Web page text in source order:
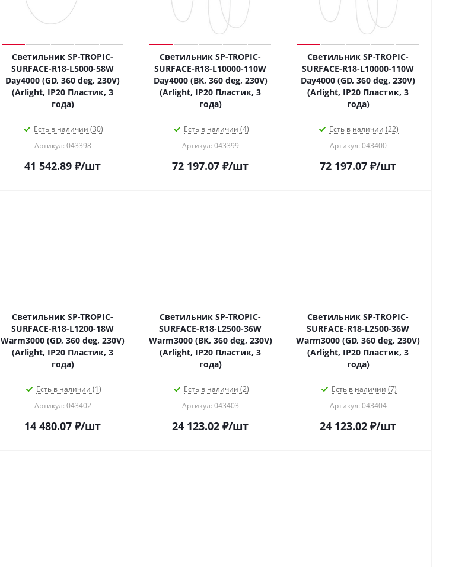
Светильник SP-TROPIC-
SURFACE-R18-L5000-58W
Day4000 (GD, 360 deg, 230V)
(Arlight, IP20 Пластик, 3
года)
Есть в наличии (30)
Артикул: 043398
41 542.89 ₽/шт
Светильник SP-TROPIC-
SURFACE-R18-L10000-110W
Day4000 (BK, 360 deg, 230V)
(Arlight, IP20 Пластик, 3
года)
Есть в наличии (4)
Артикул: 043399
72 197.07 ₽/шт
Светильник SP-TROPIC-
SURFACE-R18-L10000-110W
Day4000 (GD, 360 deg, 230V)
(Arlight, IP20 Пластик, 3
года)
Есть в наличии (22)
Артикул: 043400
72 197.07 ₽/шт
Светильник SP-TROPIC-
SURFACE-R18-L1200-18W
Warm3000 (GD, 360 deg, 230V)
(Arlight, IP20 Пластик, 3
года)
Есть в наличии (1)
Артикул: 043402
14 480.07 ₽/шт
Светильник SP-TROPIC-
SURFACE-R18-L2500-36W
Warm3000 (BK, 360 deg, 230V)
(Arlight, IP20 Пластик, 3
года)
Есть в наличии (2)
Артикул: 043403
24 123.02 ₽/шт
Светильник SP-TROPIC-
SURFACE-R18-L2500-36W
Warm3000 (GD, 360 deg, 230V)
(Arlight, IP20 Пластик, 3
года)
Есть в наличии (7)
Артикул: 043404
24 123.02 ₽/шт